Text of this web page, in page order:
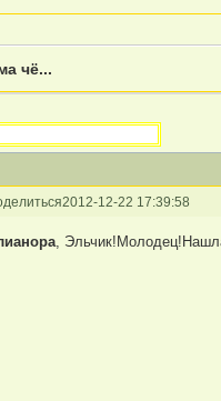
чё...
2012-12-22 17:39:58
,